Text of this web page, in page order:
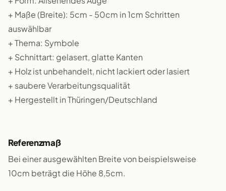
+ Maße (Breite): 5cm - 50cm in 1cm Schritten
auswählbar
+ Thema: Symbole
+ Schnittart: gelasert, glatte Kanten
+ Holz ist unbehandelt, nicht lackiert oder lasiert
+ saubere Verarbeitungsqualität
+ Hergestellt in Thüringen/Deutschland
Referenzmaß
Bei einer ausgewählten Breite von beispielsweise
10cm beträgt die Höhe 8,5cm.